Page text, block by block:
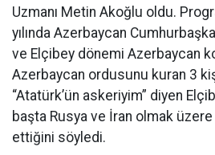
Uzmanı Metin Akoğlu oldu.
yılında Azerbaycan
ve Elçibey dönemi Azerbaycan
Azerbaycan ordusunu kuran 3
“Atatürk’ün askeriyim” diyen
başta Rusya ve İran olmak
ettiğini söyledi.